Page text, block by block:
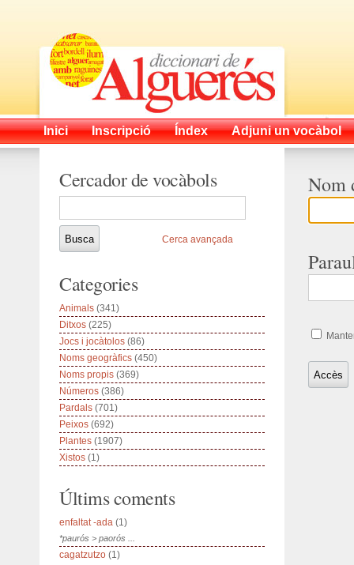
Inici Inscripció Índex Adjuni un vocàbol
Nom
Cercador de vocàbols
Cerca avançada
Categories
Animals (341)
Ditxos (225)
Jocs i jocàtolos (86)
Noms geogràfics (450)
Noms propis (369)
Números (386)
Pardals (701)
Peixos (692)
Plantes (1907)
Xistos (1)
Últims coments
enfaltat -ada (1)
*paurós > paorós ...
cagatzutzo (1)